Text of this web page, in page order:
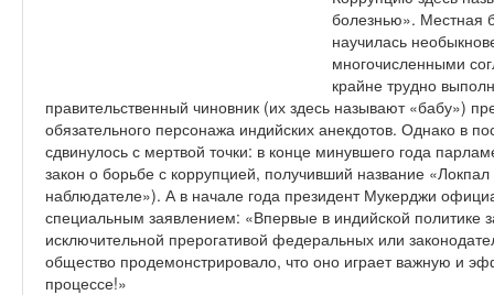
болезнью». Местная
научилась
многочисленными
крайне трудно
правительственный чиновник (их здесь называют «бабу»)
обязательного персонажа индийских анекдотов. Однако в
сдвинулось с мертвой точки: в конце минувшего года
закон о борьбе с коррупцией, получивший название
наблюдателе»). А в начале года президент Мукерджи
специальным заявлением: «Впервые в индийской политике
исключительной прерогативой федеральных или
общество продемонстрировало, что оно играет важную и
процессе!»